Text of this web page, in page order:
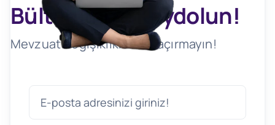
Bültenimize Kaydolun!
Mevzuat Değişikliklerini Kaçırmayın!